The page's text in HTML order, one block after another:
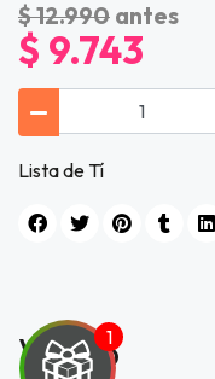
$ 12.990 antes
$ 9.743
Lista de Tí
Video